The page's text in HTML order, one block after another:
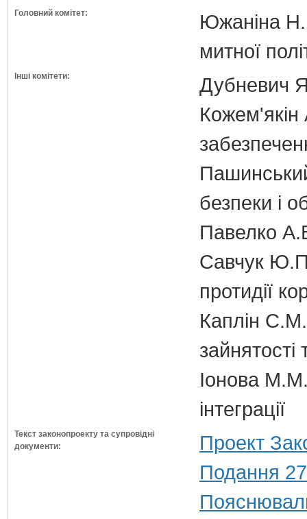
Головний комітет:
Южаніна
митної
Інші комітети:
Дубневич
Кожем'якін
безпеки і
Павелко
Савчук Ю.П.
протидії
Каплін С.М.
зайнятості
Іонова М.М.
інтеграції
Текст законопроекту та супровідні
документи:
Проект
Подання